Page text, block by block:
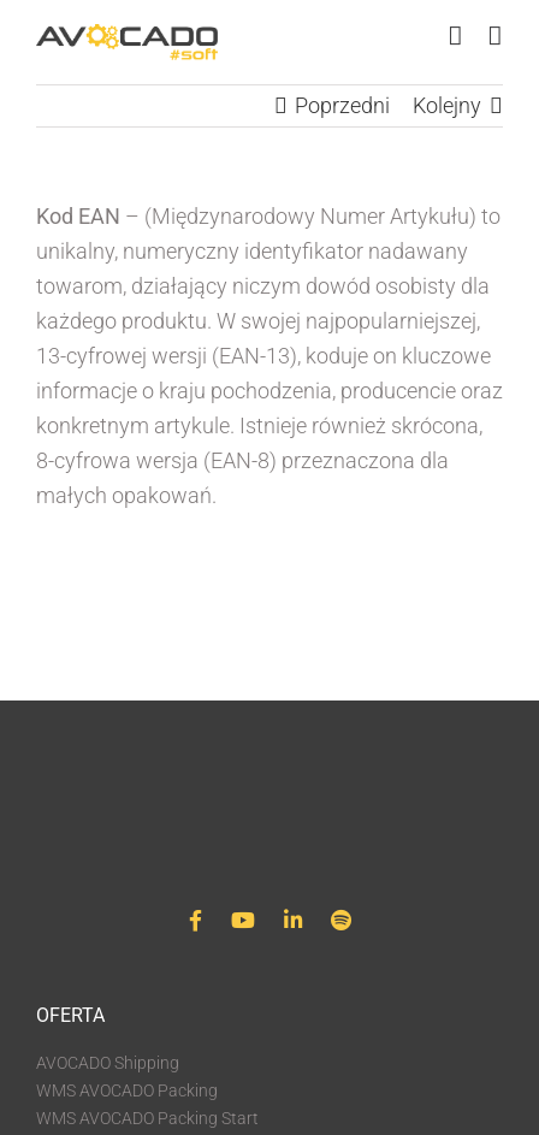
zawartości
Poprzedni
Kolejny
Kod EAN – (Międzynarodowy Numer Artykułu) to
unikalny, numeryczny identyfikator nadawany
towarom, działający niczym dowód osobisty dla
każdego produktu. W swojej najpopularniejszej,
13-cyfrowej wersji (EAN-13), koduje on kluczowe
informacje o kraju pochodzenia, producencie oraz
konkretnym artykule. Istnieje również skrócona,
8-cyfrowa wersja (EAN-8) przeznaczona dla
małych opakowań.
OFERTA
AVOCADO Shipping
WMS AVOCADO Packing
WMS AVOCADO Packing Start